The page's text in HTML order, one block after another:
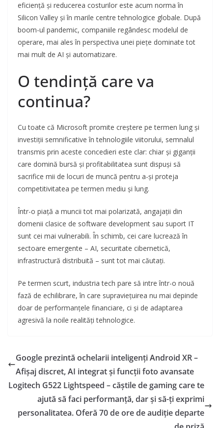
eficiență și reducerea costurilor este acum norma în
Silicon Valley și în marile centre tehnologice globale. După
boom-ul pandemic, companiile regândesc modelul de
operare, mai ales în perspectiva unei piețe dominate tot
mai mult de AI și automatizare.
O tendință care va
continua?
Cu toate că Microsoft promite creștere pe termen lung și
investiții semnificative în tehnologiile viitorului, semnalul
transmis prin aceste concedieri este clar: chiar și giganții
care domină bursă și profitabilitatea sunt dispuși să
sacrifice mii de locuri de muncă pentru a-și proteja
competitivitatea pe termen mediu și lung.
Într-o piață a muncii tot mai polarizată, angajații din
domenii clasice de software development sau suport IT
sunt cei mai vulnerabili. În schimb, cei care lucrează în
sectoare emergente – AI, securitate cibernetică,
infrastructură distribuită – sunt tot mai căutați.
Pe termen scurt, industria tech pare să intre într-o nouă
fază de echilibrare, în care supraviețuirea nu mai depinde
doar de performanțele financiare, ci și de adaptarea
agresivă la noile realități tehnologice.
Google prezintă ochelarii inteligenți Android XR –
Afișaj discret, AI integrat și funcții foto avansate
Logitech G522 Lightspeed – căștile de gaming care te
ajută să faci performanță, dar și să-ți exprimi
personalitatea. Oferă 70 de ore de audiție departe